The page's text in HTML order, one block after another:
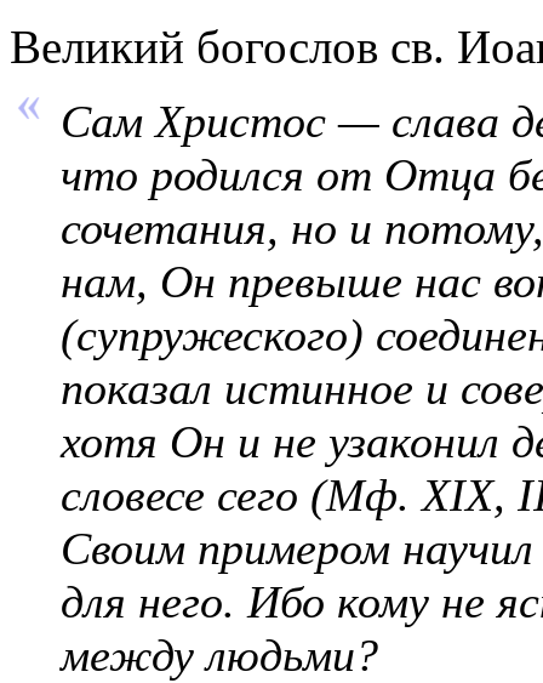
Великий богослов св.
Сам Христос — слава
что родился от Отца
сочетания, но и
нам, Он превыше нас
(супружеского)
показал истинное и
хотя Он и не узаконил
словесе сего (Мф. XIX,
Своим примером
для него. Ибо кому не
между людьми?